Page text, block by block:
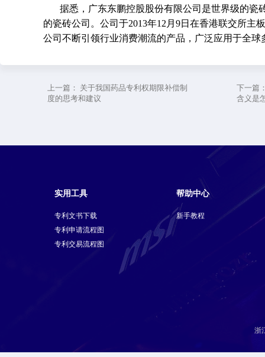
据悉，广东东鹏控股股份有限公司是世界级的瓷
的瓷砖公司。公司于2013年12月9日在香港联交所
公司不断引领行业消费潮流的产品，广泛应用于全球
上一篇： 关于我国药品专利权期限补偿制
度的思考和建议
下一篇
含义是
实用工具
专利文书下载
专利申请流程图
专利交易流程图
帮助中心
新手教程
浙